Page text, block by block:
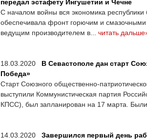
передал эстафету Ингушетии и Чечне
С началом войны вся экономика
обеспечивала фронт горючим и
ведущим производителем в... читать
18.03.2020 В Севастополе дан старт
Победа»
Старт Союзного общественно-
выступили Коммунистическая партия
КПСС), был запланирован на 17 марта.
14.03.2020 Завершился первый день